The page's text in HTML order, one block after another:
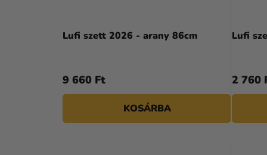
Lufi szett 2026 - arany 86cm
9 660 Ft
KOSÁRBA
Lufi
2 760